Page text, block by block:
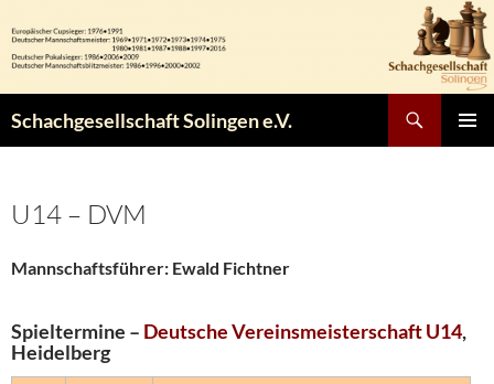
Inhalt
springen
Schachgesellschaft Solingen e.V.
U14 – DVM
Mannschaftsführer: Ewald Fichtner
Spieltermine – Deutsche Vereinsmeisterschaft U14,
Heidelberg